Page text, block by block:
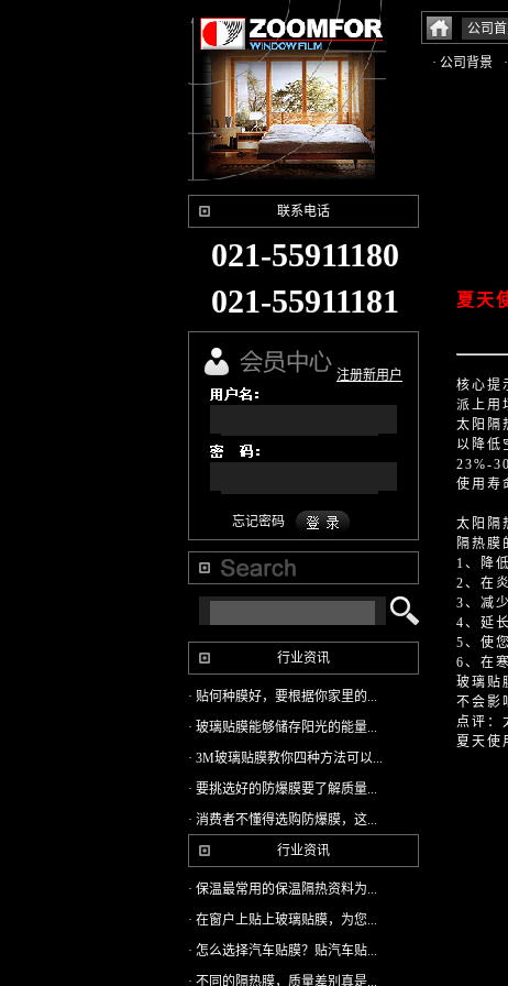
公司
· 公司背景
联系电话
021-55911180
021-55911181
注册新用户
忘记密码
行业资讯
· 贴何种膜好，要根据你家里的...
· 玻璃贴膜能够储存阳光的能量...
· 3M玻璃贴膜教你四种方法可以...
· 要挑选好的防爆膜要了解质量...
· 消费者不懂得选购防爆膜，这...
行业资讯
· 保温最常用的保温隔热资料为...
· 在窗户上贴上玻璃贴膜，为您...
· 怎么选择汽车贴膜？贴汽车贴...
· 不同的隔热膜，质量差别真是...
夏天
核心提
派上用
太阳隔
以降低
23%-
使用寿
太阳隔
隔热膜
1、降
2、在
3、减
4、延
5、使
6、在
玻璃贴
不会影
点评：
夏天使